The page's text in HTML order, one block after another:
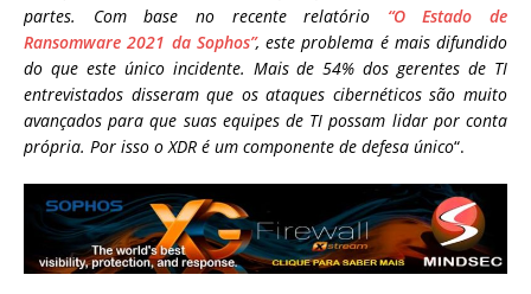
partes. Com base no recente relatório “O Estado de
Ransomware 2021 da Sophos”, este problema é mais difundido
do que este único incidente. Mais de 54% dos gerentes de TI
entrevistados disseram que os ataques cibernéticos são muito
avançados para que suas equipes de TI possam lidar por conta
própria. Por isso o XDR é um componente de defesa único“.